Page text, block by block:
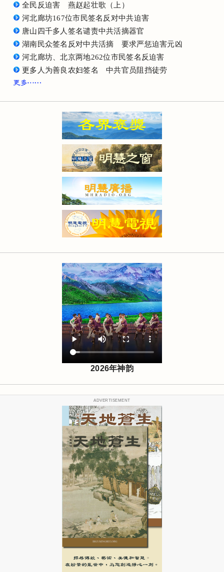
全民反迫害 燕赵起壮歌（上）
河北廊坊167位市民签名反对中共迫害
唐山四千多人签名谴责中共活摘器官
湖南民众签名反对中共活摘 要求严惩迫害元凶
河北廊坊、北京两地262位市民签名反迫害
更多人为善良农妇签名 中共官员阻挡徒劳
2026年神韵
ADVERTISEMENT